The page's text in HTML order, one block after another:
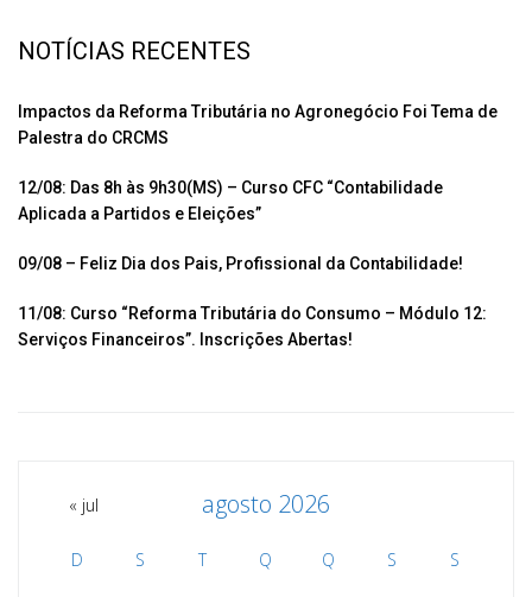
b
o
k
s
p
p
er
til
ar
NOTÍCIAS RECENTES
Impactos da Reforma Tributária no Agronegócio Foi Tema de
Palestra do CRCMS
12/08: Das 8h às 9h30(MS) – Curso CFC “Contabilidade
Aplicada a Partidos e Eleições”
09/08 – Feliz Dia dos Pais, Profissional da Contabilidade!
11/08: Curso “Reforma Tributária do Consumo – Módulo 12:
Serviços Financeiros”. Inscrições Abertas!
agosto 2026
D S T Q Q S S
« jul